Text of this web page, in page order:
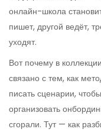
онлайн-школа
пишет, другой ведёт,
уходят.
Вот почему в
связано с тем, как
писать сценарии,
организовать
сгорали. Тут — как